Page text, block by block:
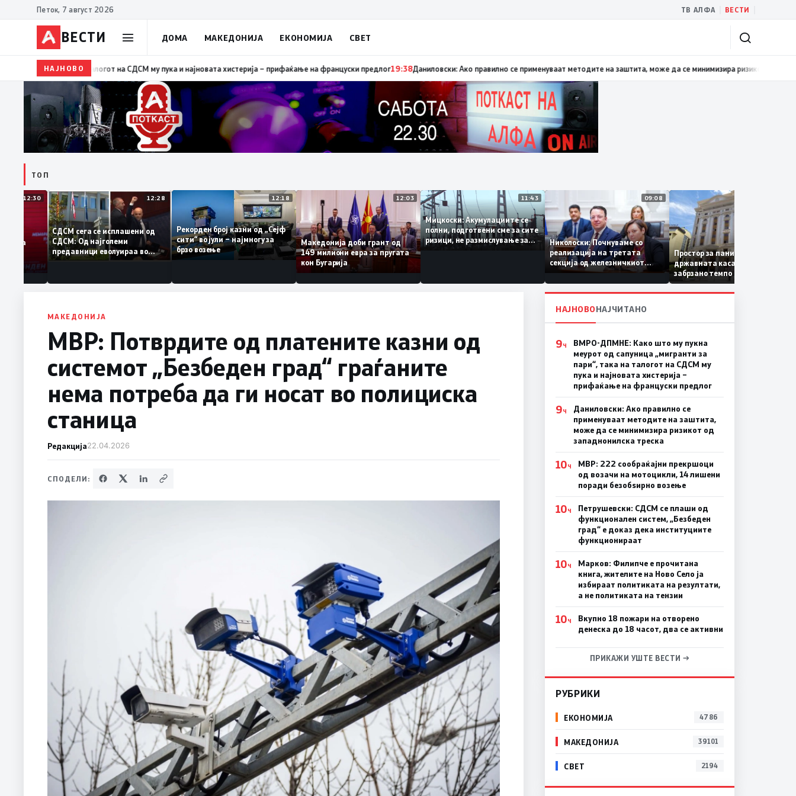
Петок, 7 август 2026 ТВ АЛФА ВЕСТИ
ВЕСТИ ДОМА МАКЕДОНИЈА ЕКОНОМИЈА СВЕТ
НАЈНОВО19:39ВМРО-ДПМНЕ: Како што му пукна меурот од сапуница „мигранти за пари“, така на талогот на СДСМ му пука и најновата хистерија – прифаќање на француски предлог19:38Даниловски: Ако
ТОП
12:30
на
12:28
СДСМ сега се исплашени од
СДСМ: Од најголеми
предавници еволуираа во
најголеми патриоти
12:18
Рекорден број казни од „Сејф
сити“ во јули – најмногу за
брзо возење
12:03
Македонија доби грант од
149 милиони евра за пругата
кон Бугарија
11:43
Мицкоски: Акумулациите се
полни, подготвени сме за сите
ризици, не размислување за
поскапување на струјата
09:08
Николоски: Почнуваме со
реализација на третата
секција од железничкиот
Коридор 8, Македонија
станува раскрсница на
Балканот
Простор за паника нема –
државната каса се полни со
забрзано темпо
МАКЕДОНИЈА
МВР: Потврдите од платените казни од
системот „Безбеден град“ граѓаните
нема потреба да ги носат во полициска
станица
Редакција22.04.2026
СПОДЕЛИ:
НАЈНОВОНАЈЧИТАНО
9Ч
ВМРО-ДПМНЕ: Како што му пукна
меурот од сапуница „мигранти за
пари“, така на талогот на СДСМ му
пука и најновата хистерија –
прифаќање на француски предлог
9Ч
Даниловски: Ако правилно се
применуваат методите на заштита,
може да се минимизира ризикот од
западнонилска треска
10Ч
МВР: 222 сообраќајни прекршоци
од возачи на мотоцикли, 14 лишени
поради безобѕирно возење
10Ч
Петрушевски: СДСМ се плаши од
функционален систем, „Безбеден
град“ е доказ дека институциите
функционираат
10Ч
Марков: Филипче е прочитана
книга, жителите на Ново Село ја
избираат политиката на резултати,
а не политиката на тензии
10Ч
Вкупно 18 пожари на отворено
денеска до 18 часот, два се активни
ПРИКАЖИ УШТЕ ВЕСТИ →
РУБРИКИ
ЕКОНОМИЈА 4786
МАКЕДОНИЈА 39101
СВЕТ 2194